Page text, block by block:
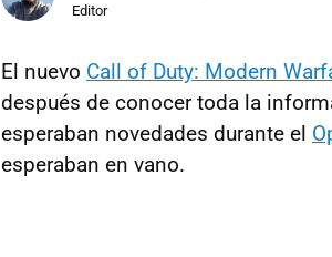
Editor
El nuevo Call of Duty: Modern
después de conocer toda la
esperaban novedades durante el
esperaban en vano.